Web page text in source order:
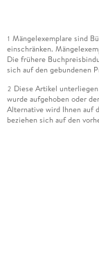
1 Mängelexemplare sind
einschränken.
Die frühere
sich auf den gebundenen
2 Diese Artikel
wurde aufgehoben oder
Alternative wird Ihnen auf
beziehen sich auf den